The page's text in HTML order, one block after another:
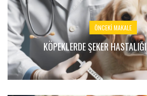
ÖNCEKI MAKALE
KÖPEKLERDE ŞEKER HASTALIĞI